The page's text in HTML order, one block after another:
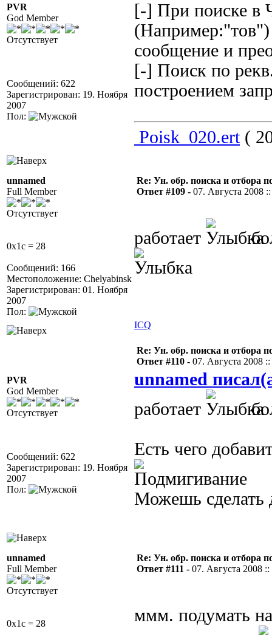
PVR
God Member
Отсутствует
Сообщений: 622
Зарегистрирован: 19. Ноября
2007
Пол:
[-] При поиске в
сообщение и
[-] Поиск по
построением
Poisk_020.ert(
unnamed
Full Member
Отсутствует
0x1c = 28
Сообщений: 166
Местоположение: Chelyabinsk
Зарегистрирован: 01. Ноября
2007
Пол:
Re: Ун. обр. поиска и отбора
Ответ #109 - 07. Августа 2008
работает
ICQ
PVR
God Member
Отсутствует
Сообщений: 622
Зарегистрирован: 19. Ноября
2007
Пол:
Re: Ун. обр. поиска и отбора
Ответ #110 - 07. Августа 2008
unnamed
работает
Есть чего
Можешь сделать
unnamed
Full Member
Отсутствует
0x1c = 28
Re: Ун. обр. поиска и отбора
Ответ #111 - 07. Августа 2008 ::
ммм. подумать